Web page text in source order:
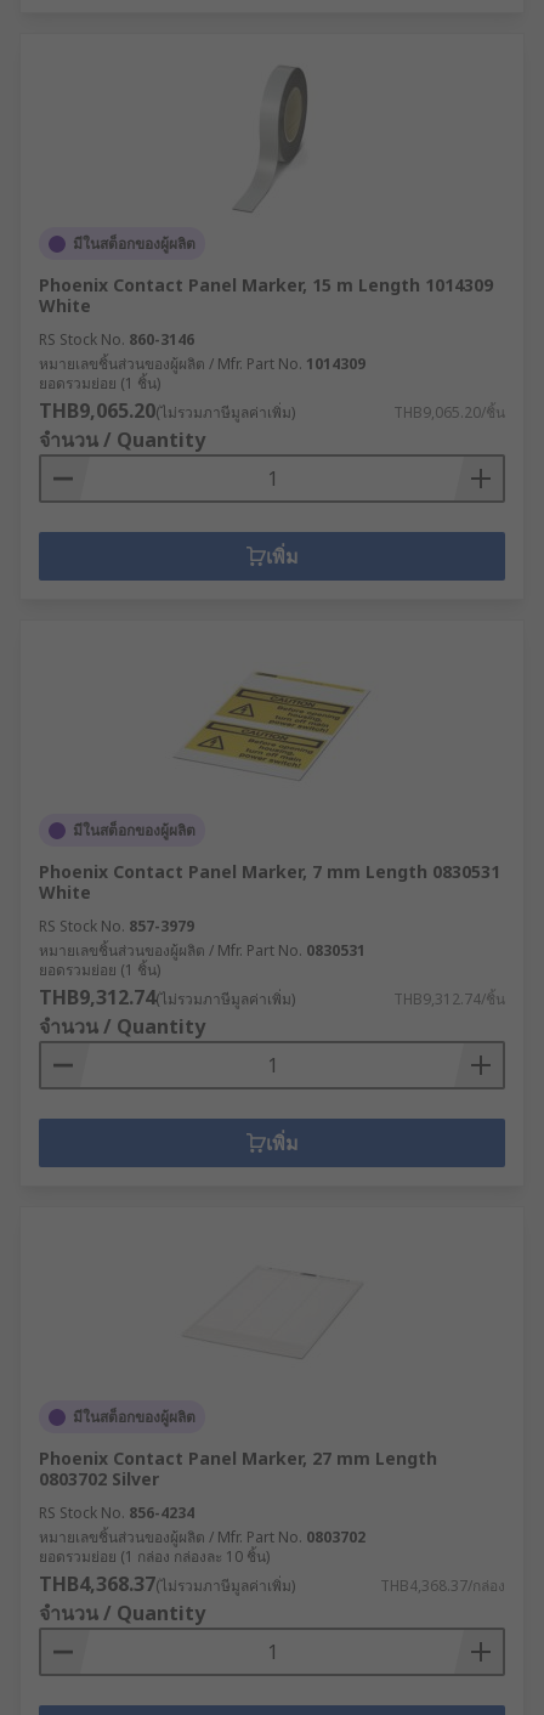
มีในสต็อกของผู้ผลิต
Phoenix Contact Panel Marker, 15 m Length 1014309
White
RS Stock No. 860-3146
หมายเลขชิ้นส่วนของผู้ผลิต / Mfr. Part No. 1014309
ยอดรวมย่อย (1 ชิ้น)
THB9,065.20(ไม่รวมภาษีมูลค่าเพิ่ม) THB9,065.20/ชิ้น
จำนวน / Quantity
เพิ่ม
มีในสต็อกของผู้ผลิต
Phoenix Contact Panel Marker, 7 mm Length 0830531
White
RS Stock No. 857-3979
หมายเลขชิ้นส่วนของผู้ผลิต / Mfr. Part No. 0830531
ยอดรวมย่อย (1 ชิ้น)
THB9,312.74(ไม่รวมภาษีมูลค่าเพิ่ม) THB9,312.74/ชิ้น
จำนวน / Quantity
เพิ่ม
มีในสต็อกของผู้ผลิต
Phoenix Contact Panel Marker, 27 mm Length
0803702 Silver
RS Stock No. 856-4234
หมายเลขชิ้นส่วนของผู้ผลิต / Mfr. Part No. 0803702
ยอดรวมย่อย (1 กล่อง กล่องละ 10 ชิ้น)
THB4,368.37(ไม่รวมภาษีมูลค่าเพิ่ม) THB4,368.37/กล่อง
จำนวน / Quantity